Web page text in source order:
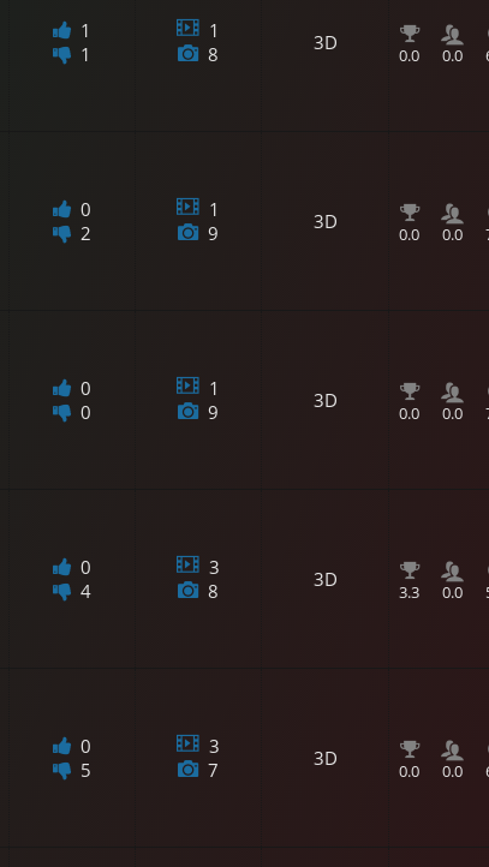
1
1
1
8
3D
0.0 0.0
0
2
1
9
3D
0.0 0.0
0
0
1
9
3D
0.0 0.0
0
4
3
8
3D
3.3 0.0
0
5
3
7
3D
0.0 0.0